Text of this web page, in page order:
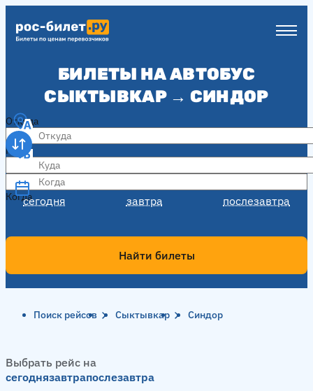
БИЛЕТЫ НА АВТОБУС
СЫКТЫВКАР → СИНДОР
Откуда
Куда
Когда
сегодня завтра послезавтра
Когда
Найти билеты
Поиск рейсов Сыктывкар Синдор
Выбрать рейс на
сегоднязавтрапослезавтра